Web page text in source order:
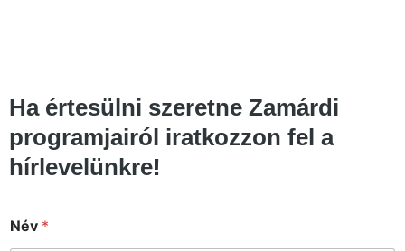
Ha értesülni szeretne Zamárdi
programjairól iratkozzon fel a
hírlevelünkre!
Név *